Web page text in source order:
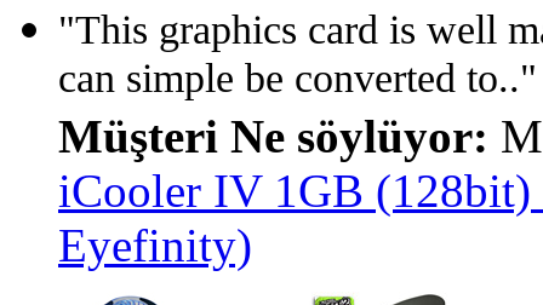
"This graphics card is well
can simple be converted to.."
Müşteri Ne söylüyor:
iCooler IV 1GB
Eyefinity)